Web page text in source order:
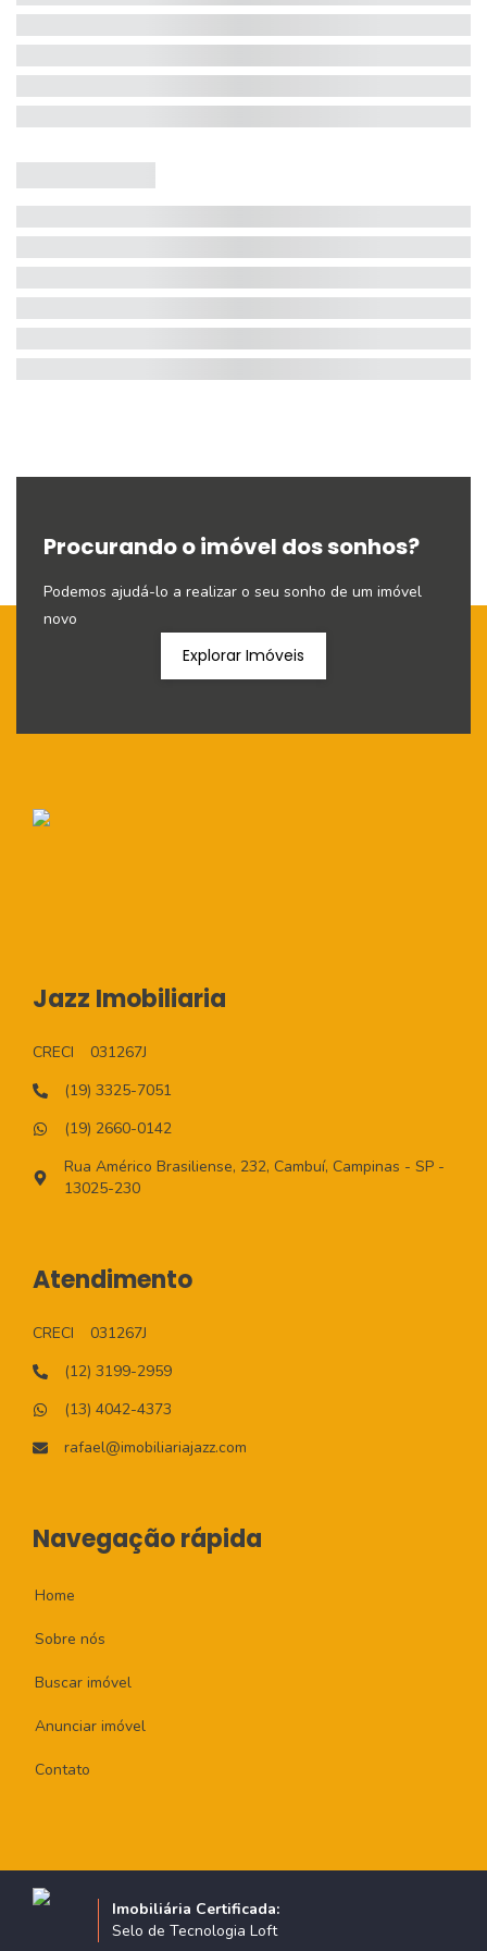
Procurando o imóvel dos sonhos?
Podemos ajudá-lo a realizar o seu sonho de um imóvel
novo
Explorar Imóveis
Jazz Imobiliaria
CRECI
031267J
(19) 3325-7051
(19) 2660-0142
Rua Américo Brasiliense, 232, Cambuí, Campinas - SP -
13025-230
Atendimento
CRECI
031267J
(12) 3199-2959
(13) 4042-4373
rafael@imobiliariajazz.com
Navegação rápida
Home
Sobre nós
Buscar imóvel
Anunciar imóvel
Contato
Imobiliária Certificada:
Selo de Tecnologia Loft